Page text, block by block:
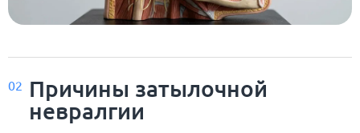
02 Причины затылочной
невралгии